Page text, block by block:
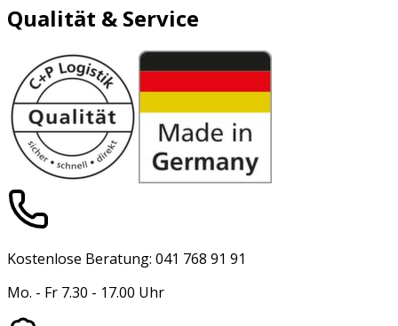
Qualität & Service
Kostenlose Beratung: 041 768 91 91
Mo. - Fr 7.30 - 17.00 Uhr